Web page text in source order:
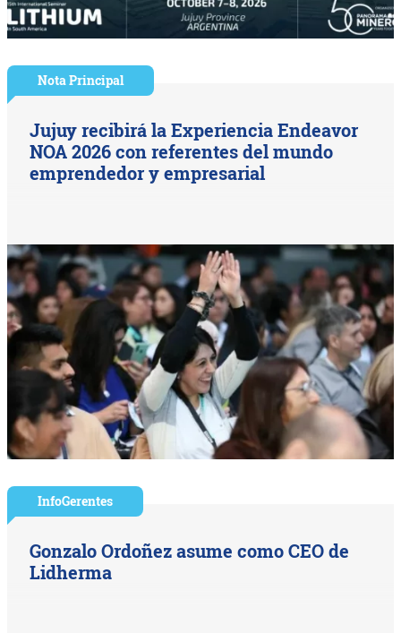
Nota Principal
Jujuy recibirá la Experiencia Endeavor
NOA 2026 con referentes del mundo
emprendedor y empresarial
InfoGerentes
Gonzalo Ordoñez asume como CEO de
Lidherma